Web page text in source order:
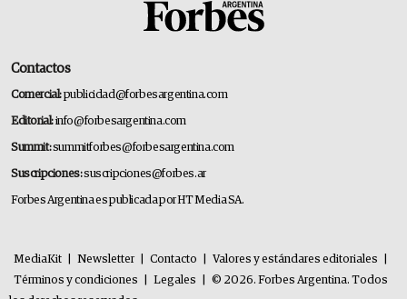
Contactos
Comercial:publicidad@forbesargentina.com
Editorial:info@forbesargentina.com
Summit:summitforbes@forbesargentina.com
Suscripciones:suscripciones@forbes.ar
Forbes Argentina es publicada por HT Media SA.
MediaKit Newsletter Contacto Valores y estándares editoriales
Términos y condiciones
Legales
© 2026. Forbes Argentina. Todos